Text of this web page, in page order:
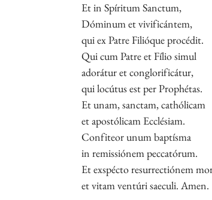
Et in Spíritum Sanctum,
Dóminum et vivificántem,
qui ex Patre Filióque procédit.
Qui cum Patre et Fílio simul
adorátur et conglorificátur,
qui locútus est per Prophétas.
Et unam, sanctam, cathólicam
et apostólicam Ecclésiam.
Confiteor unum baptísma
in remissiónem peccatórum.
Et exspécto resurrectiónem
et vitam ventúri saeculi. Amen.